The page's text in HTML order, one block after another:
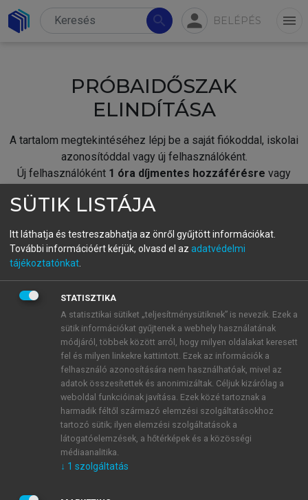
search person BELÉPÉS menu
PRÓBAIDŐSZAK
ELINDÍTÁSA
A tartalom megtekintéséhez lépj be a saját fiókoddal, iskolai
azonosítóddal vagy új felhasználóként.
Új felhasználóként 1 óra díjmentes hozzáférésre vagy
fiókoddal,vagy hozz létre új fiókot.
A regisztráció után apróbaidőszakautomatikusan
BELÉPÉS SAJÁT FIÓKKAL
ÚJ FIÓK LÉTREHOZÁSA
1 óra díjmentes hozzáférés
E-MAIL-CÍM
JELSZÓ
SÜTIK LISTÁJA
Itt láthatja és testreszabhatja az önről gyűjtött információkat.
További információért kérjük, olvasd el az adatvédelmi
tájékoztatónkat
STATISZTIKA
A statisztikai sütiket „teljesítménysütiknek” is nevezik. Ezek a
sütik információkat gyűjtenek a webhely használatának
módjáról, többek között arról, hogy milyen oldalakat keresett
fel és milyen linkekre kattintott. Ezek az információk a
felhasználó azonosítására nem használhatóak, mivel az
adatok összesítettek és anonimizáltak. Céljuk kizárólag a
weboldal funkcióinak javítása. Ezek közé tartoznak a
harmadik féltől származó elemzési szolgáltatásokhoz
tartozó sütik; ilyen elemzési szolgáltatások a
látogatóelemzések, a hőtérképek és a közösségi
médiaanalitika.
↓ 1 szolgáltatás